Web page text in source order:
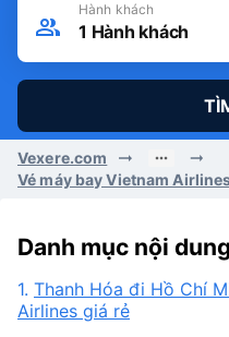
Hành khách
1 Hành khách
Vexere.com
Vé máy bay Vietnam
Danh mục nội dung
1. Thanh Hóa đi Hồ Chí
Airlines giá rẻ